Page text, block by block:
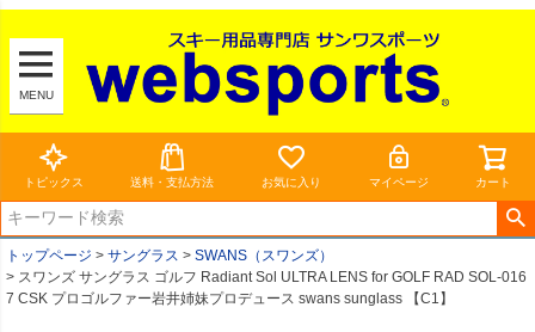
MENU
トピックス 送料・支払方法 お気に入り マイページ カート
トップページ サングラス
SWANS（スワンズ）
スワンズ サングラス ゴルフ Radiant Sol ULTRA LENS for GOLF RAD SOL-016
7 CSK プロゴルファー岩井姉妹プロデュース swans sunglass 【C1】